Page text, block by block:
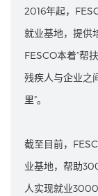
2016年起，
就业基地，提供
FESCO本着“帮
残疾人与企业之
里”。
截至目前，
业基地，帮助
人实现就业